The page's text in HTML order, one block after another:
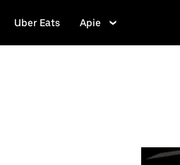
Uber Eats Apie